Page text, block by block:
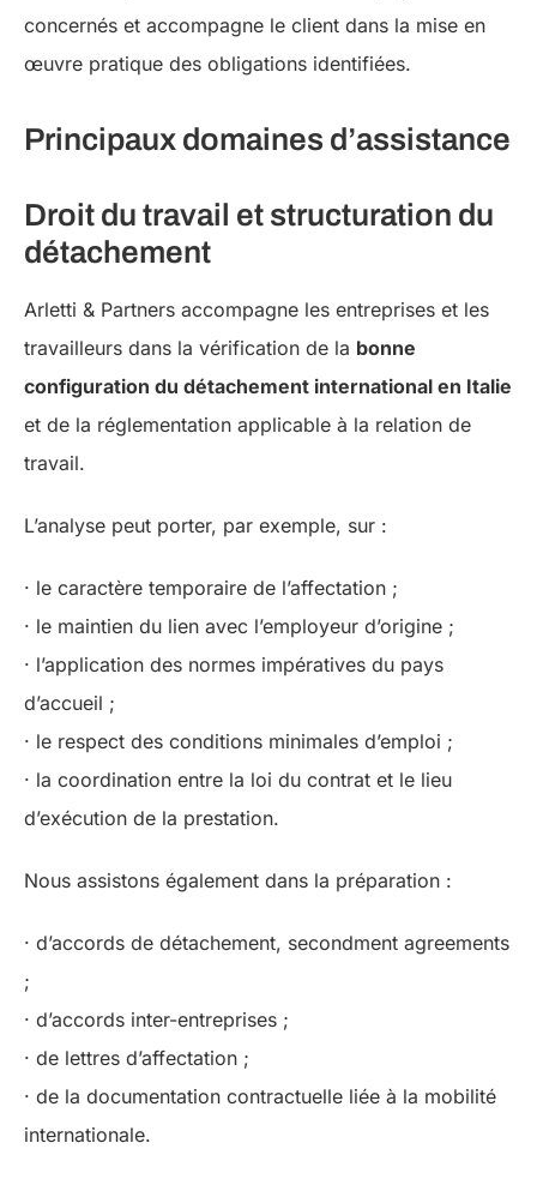
concernés et accompagne le client dans la mise en
œuvre pratique des obligations identifiées.
Principaux domaines d’assistance
Droit du travail et structuration du
détachement
Arletti & Partners accompagne les entreprises et les
travailleurs dans la vérification de la bonne
configuration du détachement international en Italie
et de la réglementation applicable à la relation de
travail.
L’analyse peut porter, par exemple, sur :
· le caractère temporaire de l’affectation ;
· le maintien du lien avec l’employeur d’origine ;
· l’application des normes impératives du pays
d’accueil ;
· le respect des conditions minimales d’emploi ;
· la coordination entre la loi du contrat et le lieu
d’exécution de la prestation.
Nous assistons également dans la préparation :
· d’accords de détachement, secondment agreements
;
· d’accords inter-entreprises ;
· de lettres d’affectation ;
· de la documentation contractuelle liée à la mobilité
internationale.